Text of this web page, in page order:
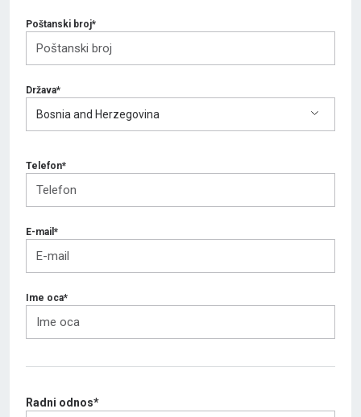
Poštanski broj*
Država*
Bosnia and Herzegovina
Telefon*
E-mail*
Ime oca*
Radni odnos*